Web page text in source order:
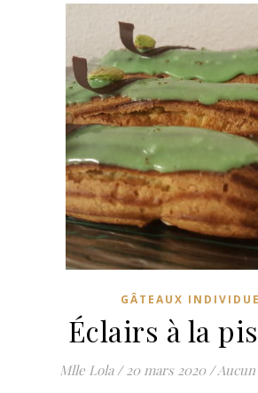
GÂTEAUX
Éclairs à la
Mlle Lola / 20 mars 2020 /